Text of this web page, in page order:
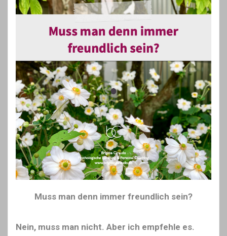
Muss man denn immer freundlich sein?
Nein, muss man nicht. Aber ich empfehle es.